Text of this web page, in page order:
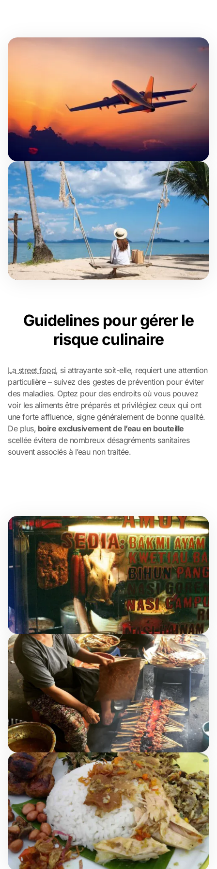
Guidelines pour gérer le
risque culinaire
La street food, si attrayante soit-elle, requiert une attention
particulière – suivez des gestes de prévention pour éviter
des maladies. Optez pour des endroits où vous pouvez
voir les aliments être préparés et privilégiez ceux qui ont
une forte affluence, signe généralement de bonne qualité.
De plus, boire exclusivement de l’eau en bouteille
scellée évitera de nombreux désagréments sanitaires
souvent associés à l’eau non traitée.